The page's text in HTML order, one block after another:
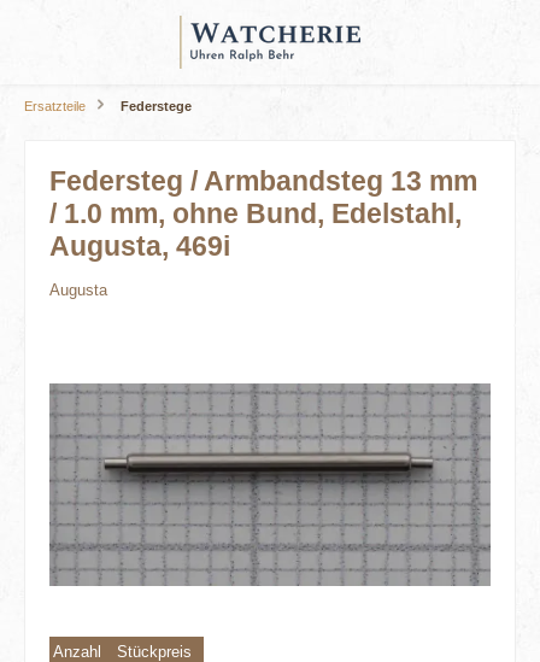
Ersatzteile Federstege
Federsteg / Armbandsteg 13 mm
/ 1.0 mm, ohne Bund, Edelstahl,
Augusta, 469i
Augusta
Anzahl Stückpreis